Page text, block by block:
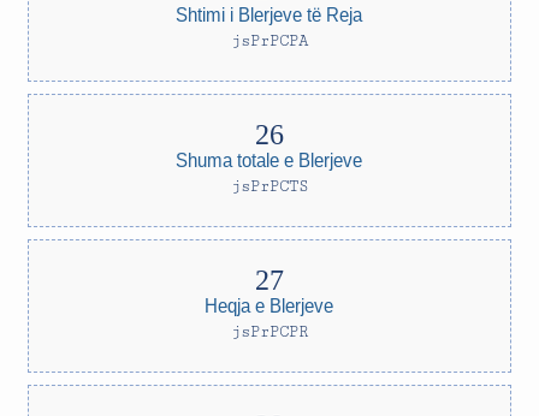
Shtimi i Blerjeve të Reja
jsPrPCPA
Shuma totale e Blerjeve
jsPrPCTS
Heqja e Blerjeve
jsPrPCPR